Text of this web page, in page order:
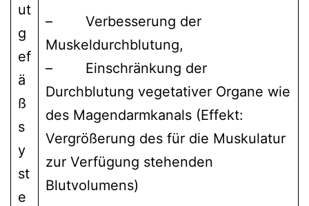
ut
g
ef
ä
ß
s
y
st
e
– Verbesserung der
Muskeldurchblutung,
– Einschränkung der
Durchblutung vegetativer Organe wie
des Magendarmkanals (Effekt:
Vergrößerung des für die Muskulatur
zur Verfügung stehenden
Blutvolumens)